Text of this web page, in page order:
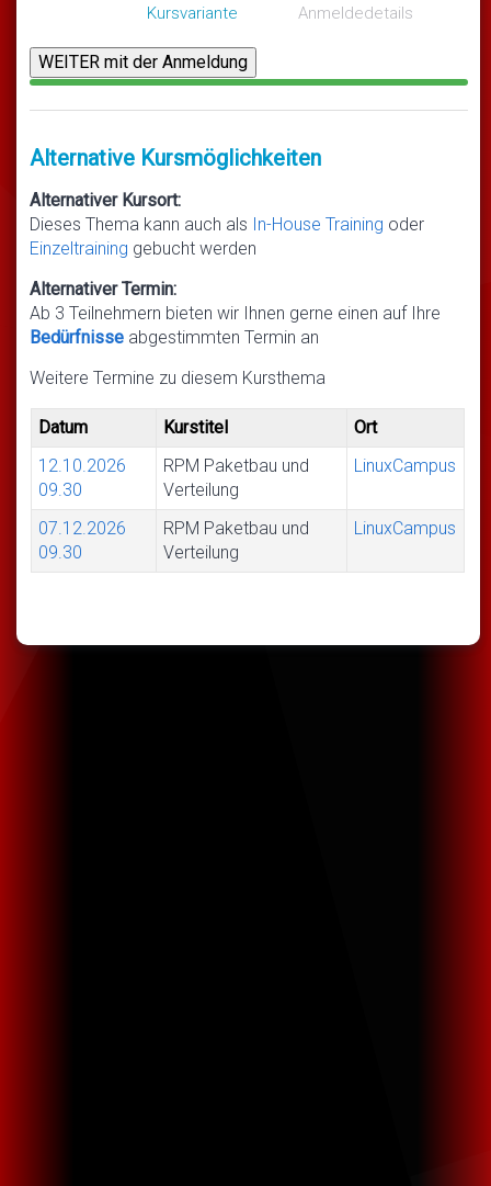
Kursvariante Anmeldedetails
Alternative Kursmöglichkeiten
Alternativer Kursort:
Dieses Thema kann auch als In-House Training oder
Einzeltraining gebucht werden
Alternativer Termin:
Ab 3 Teilnehmern bieten wir Ihnen gerne einen auf Ihre
Bedürfnisse abgestimmten Termin an
Weitere Termine zu diesem Kursthema
Datum Kurstitel
Ort
12.10.2026
09.30
RPM Paketbau und
Verteilung
LinuxCampus
07.12.2026
09.30
RPM Paketbau und
Verteilung
LinuxCampus